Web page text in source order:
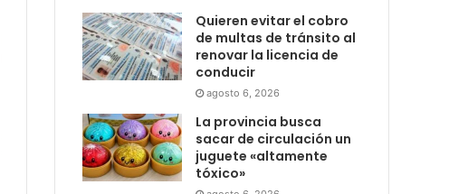
Quieren evitar el cobro
de multas de tránsito al
renovar la licencia de
conducir
agosto 6, 2026
La provincia busca
sacar de circulación un
juguete «altamente
tóxico»